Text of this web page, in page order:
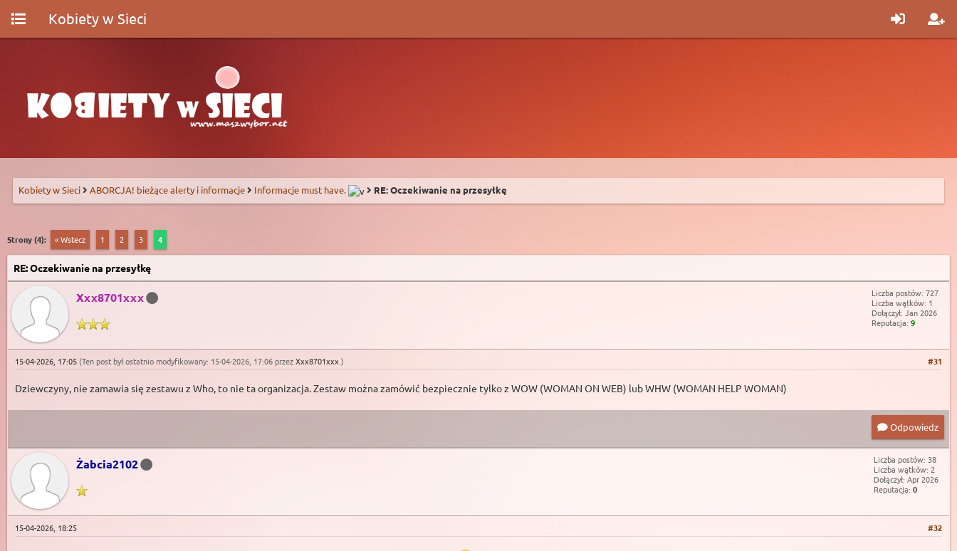
Kobiety w Sieci
Kobiety w Sieci ABORCJA! bieżące alerty i informacje Informacje must have. RE: Oczekiwanie na przesyłkę
Strony (4): « Wstecz 1 2 3 4
RE: Oczekiwanie na przesyłkę
Xxx8701xxx
Liczba postów: 727
Liczba wątków: 1
Dołączył: Jan 2026
Reputacja: 9
#31
15-04-2026, 17:05 (Ten post był ostatnio modyfikowany: 15-04-2026, 17:06 przezXxx8701xxx .)
Dziewczyny, nie zamawia się zestawu z Who, to nie ta organizacja. Zestaw można zamówić bezpiecznie tylko z WOW (WOMAN ON WEB) lub WHW (WOMAN HELP WOMAN)
Odpowiedz
Żabcia2102
Liczba postów: 38
Liczba wątków: 2
Dołączył: Apr 2026
Reputacja: 0
#32
15-04-2026, 18:25